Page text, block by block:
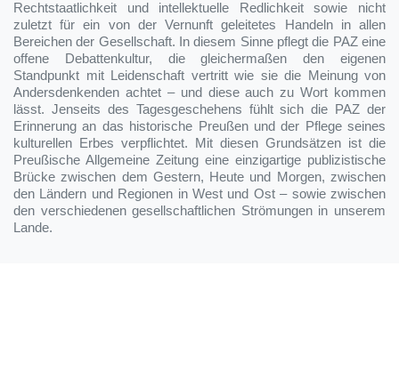
Rechtstaatlichkeit und intellektuelle Redlichkeit sowie nicht
zuletzt für ein von der Vernunft geleitetes Handeln in allen
Bereichen der Gesellschaft. In diesem Sinne pflegt die PAZ eine
offene Debattenkultur, die gleichermaßen den eigenen
Standpunkt mit Leidenschaft vertritt wie sie die Meinung von
Andersdenkenden achtet – und diese auch zu Wort kommen
lässt. Jenseits des Tagesgeschehens fühlt sich die PAZ der
Erinnerung an das historische Preußen und der Pflege seines
kulturellen Erbes verpflichtet. Mit diesen Grundsätzen ist die
Preußische Allgemeine Zeitung eine einzigartige publizistische
Brücke zwischen dem Gestern, Heute und Morgen, zwischen
den Ländern und Regionen in West und Ost – sowie zwischen
den verschiedenen gesellschaftlichen Strömungen in unserem
Lande.